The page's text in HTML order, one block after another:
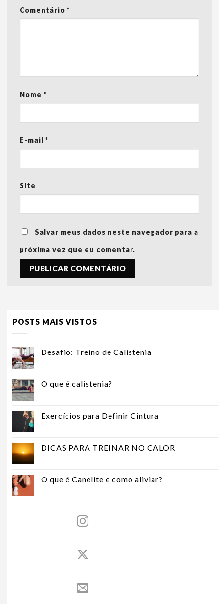
Comentário *
Nome *
E-mail *
Site
Salvar meus dados neste navegador para a
próxima vez que eu comentar.
POSTS MAIS VISTOS
Desafio: Treino de Calistenia
O que é calistenia?
Exercícios para Definir Cintura
DICAS PARA TREINAR NO CALOR
O que é Canelite e como aliviar?